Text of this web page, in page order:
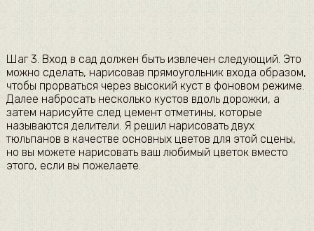
Шаг 3. Вход в сад должен быть извлечен следующий. Это
можно сделать, нарисовав прямоугольник входа образом,
чтобы прорваться через высокий куст в фоновом режиме.
Далее набросать несколько кустов вдоль дорожки, а
затем нарисуйте след цемент отметины, которые
называются делители. Я решил нарисовать двух
тюльпанов в качестве основных цветов для этой сцены,
но вы можете нарисовать ваш любимый цветок вместо
этого, если вы пожелаете.